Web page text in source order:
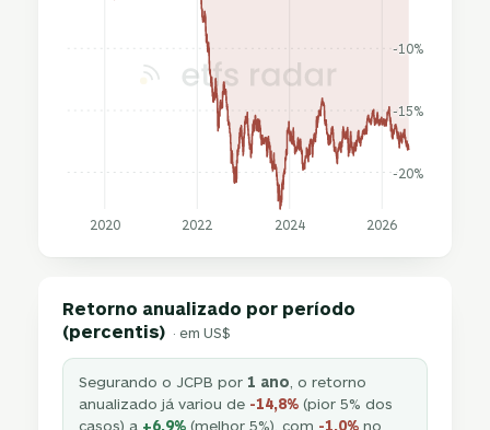
-20%
-15%
-10%
2020 2022 2024 2026
Retorno anualizado por período
(percentis) · em US$
Segurando o JCPB por 1 ano , o retorno
anualizado já variou de -14,8% (pior 5% dos
casos) a +6,9% (melhor 5%), com -1,0% no